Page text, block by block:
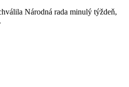
Národná rada minulý týždeň,